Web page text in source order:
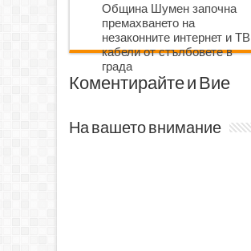
Община Шумен започна
премахването на
незаконните интернет и ТВ
кабели от стълбовете в
града
Коментирайте и Вие
На вашето внимание